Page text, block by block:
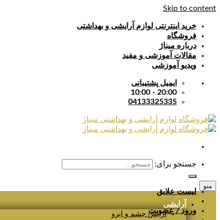
Skip to content
خرید اینترنتی لوازم آرایشی و بهداشتی
فروشگاه
درباره میناژ
مقالات آموزشی و مفید
ویدیو آموزشی
ایمیل پشتیبانی
20:00 - 10:00
04133325335
جستجو برای:
لیست علایق
ورود / عضویت
منو
آرایشی
آرایش چشم و ابرو